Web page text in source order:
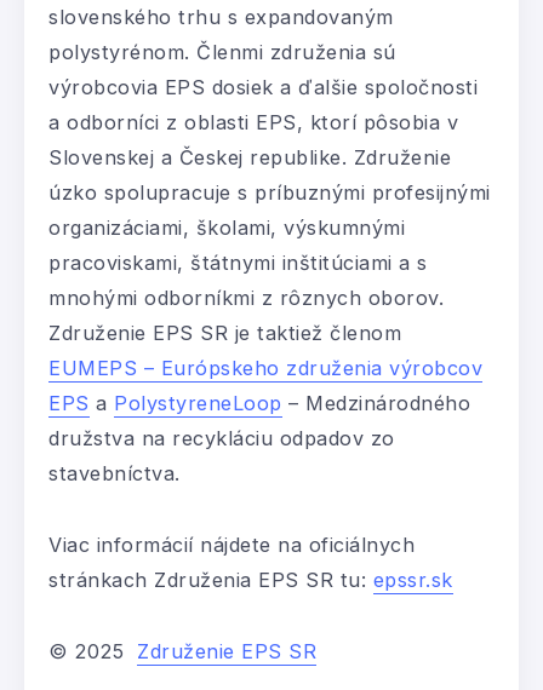
slovenského trhu s expandovaným
polystyrénom. Členmi združenia sú
výrobcovia EPS dosiek a ďalšie spoločnosti
a odborníci z oblasti EPS, ktorí pôsobia v
Slovenskej a Českej republike. Združenie
úzko spolupracuje s príbuznými profesijnými
organizáciami, školami, výskumnými
pracoviskami, štátnymi inštitúciami a s
mnohými odborníkmi z rôznych oborov.
Združenie EPS SR je taktiež členom
EUMEPS – Európskeho združenia výrobcov
EPS a PolystyreneLoop – Medzinárodného
družstva na recykláciu odpadov zo
stavebníctva.
Viac informácií nájdete na oficiálnych
stránkach Združenia EPS SR tu: epssr.sk
© 2025 Združenie EPS SR